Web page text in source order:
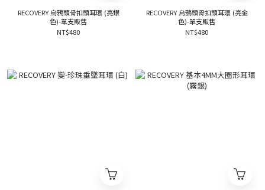
RECOVERY 烏鴉頭骨扣頭耳環 (亮銀
色)-單支販售
NT$480
RECOVERY 烏鴉頭骨扣頭耳環 (亮金
色)-單支販售
NT$480